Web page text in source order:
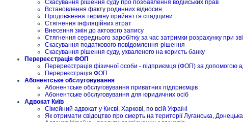
Скасування рішення суду про позбавлення водійських прав
Встановлення факту родинних відносин
Продовження терміну прийняття спадщини
Стягнення інфляційних втрат
Внесення змін до актового запису
Стягнення середнього заробітку за час затримки розрахунку при
Скасування податкового повідомлення-рішення
Скасування рішення суду, ухваленого на користь банку
Перереєстрація ФОП
Перереєстрація фізичної особи - підприємця (ФОП) за допомогою
Перереєстрація ФОП
Абонентське обслуговування
Абонентське обслуговування приватних підприємців
Абонентське обслуговування для юридичних осіб
Адвокат Київ
Сімейний адвокат у Києві, Харкові, по всій Україні
Як отримати свідоцтво про смерть на території Луганська,